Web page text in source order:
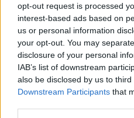
opt-out request is processed
interest-based ads based on
us or personal information
your opt-out. You may
disclosure of your personal
IAB’s list of downstream
also be disclosed by us to
Downstream Participants that
ΟΦΗ: Η τρίτη φανέλα για τη
που κουβαλά την ιστορία
14:34
Χαμός με τον Μπρούκλιν
με θαλασσινό νερό (video)
Καλοκαίρι και αλλεργίες: